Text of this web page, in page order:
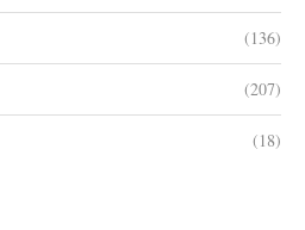
(136)
(207)
(18)